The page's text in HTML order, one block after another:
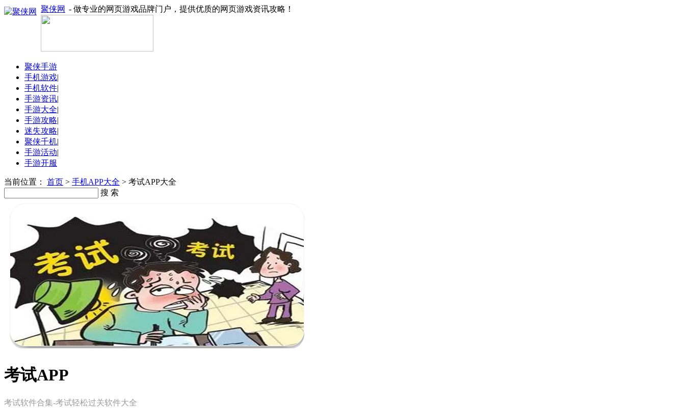
聚侠网 - 做专业的网页游戏品牌门户，提供优质的网页游戏资讯攻略！
聚侠手游
手机游戏|
手机软件|
手游资讯|
手游大全|
手游攻略|
迷失攻略|
聚侠千机|
手游活动|
手游开服
当前位置： 首页 > 手机APP大全 > 考试APP大全
搜 索
考试APP
考试软件合集-考试轻松过关软件大全